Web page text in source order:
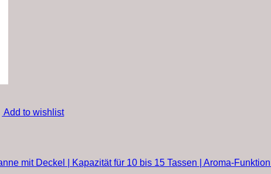
Add to wishlist
mit Deckel | Kapazität für 10 bis 15 Tassen | Aroma-Funktion |